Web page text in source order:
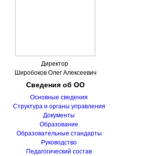
Директор
Широбоков Олег Алексеевич
Сведенияоб ОО
Основные сведения
Структура и органы управления
Документы
Образование
Образовательные стандарты
Руководство
Педагогический состав